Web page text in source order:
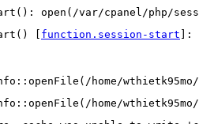
open(/var/cpanel/php/
[ function.session-start ]:
home/wthietk95mo/
home/